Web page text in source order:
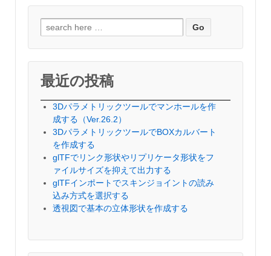
索
対
象:
最近の投稿
3Dパラメトリックツールでマンホールを作
成する（Ver.26.2）
3DパラメトリックツールでBOXカルバート
を作成する
glTFでリンク形状やリプリケータ形状をフ
ァイルサイズを抑えて出力する
glTFインポートでスキンジョイントの読み
込み方式を選択する
透視図で基本の立体形状を作成する